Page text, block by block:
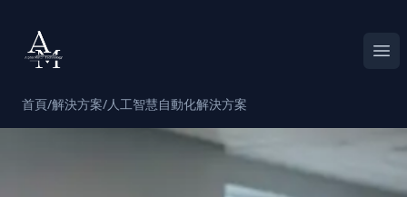
Alpha Match
首頁/解決方案/人工智慧自動化解決方案